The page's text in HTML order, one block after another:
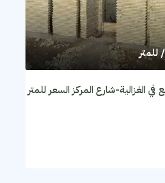
الغزالية-شارع المركز السعر للمتر